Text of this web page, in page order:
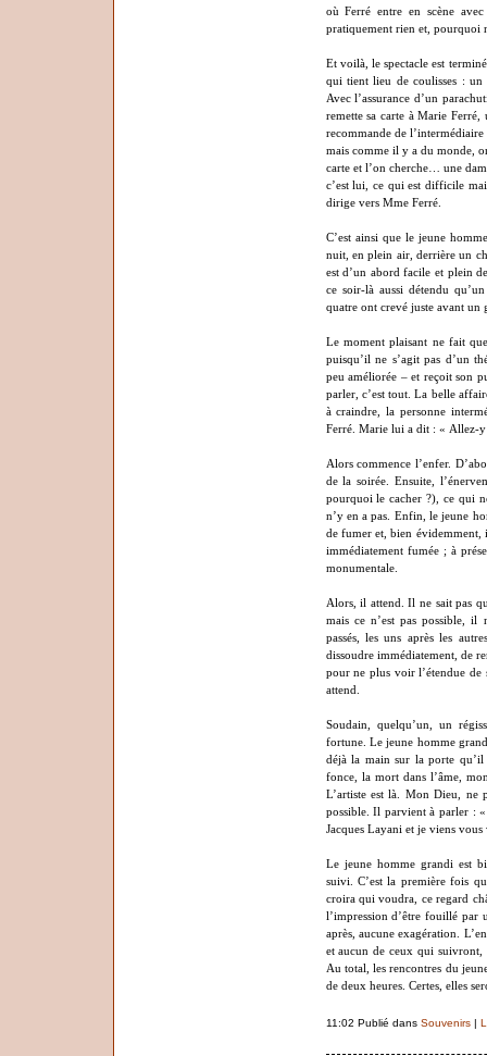
où Ferré entre en scène
pratiquement rien et, pourquoi
Et voilà, le spectacle est
qui tient lieu de coulisses : un
Avec l’assurance d’un
remette sa carte à Marie
recommande de
mais comme il y a du monde,
carte et l’on cherche… une
c’est lui, ce qui est difficile
dirige vers Mme Ferré.
C’est ainsi que le jeune
nuit, en plein air, derrière un
est d’un abord facile et plein
ce soir-là aussi détendu
quatre ont crevé juste avant un
Le moment plaisant ne fait
puisqu’il ne s’agit pas d’un
peu améliorée – et reçoit son
parler, c’est tout. La belle
à craindre, la personne
Ferré. Marie lui a dit : « Allez-y
Alors commence l’enfer.
de la soirée. Ensuite,
pourquoi le cacher ?), ce qui
n’y en a pas. Enfin, le jeune
de fumer et, bien évidemment,
immédiatement fumée ; à
monumentale.
Alors, il attend. Il ne sait pas
mais ce n’est pas possible,
passés, les uns après les
dissoudre immédiatement, de
pour ne plus voir l’étendue
attend.
Soudain, quelqu’un, un
fortune. Le jeune homme
déjà la main sur la porte
fonce, la mort dans l’âme,
L’artiste est là. Mon Dieu, ne
possible. Il parvient à parler : «
Jacques Layani et je viens
Le jeune homme grandi est
suivi. C’est la première fois
croira qui voudra, ce regard
l’impression d’être fouillé par
après, aucune exagération.
et aucun de ceux qui suivront,
Au total, les rencontres du
de deux heures. Certes, elles
11:02 Publié dans Souvenirs|